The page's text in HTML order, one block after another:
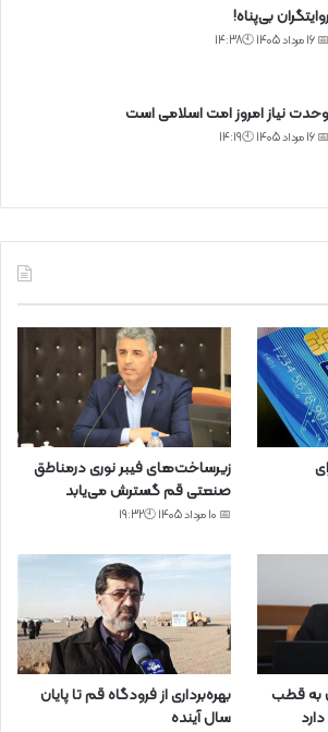
روایتگران بی‌پناه!
📅 16 مرداد 1405 🕙14:38
وحدت نیاز امروز امت اسلامی است
📅 16 مرداد 1405 🕙14:19
زیرساخت‌های فیبر نوری درمناطق
صنعتی قم گسترش می‌یابد
📅 10 مرداد 1405 🕙19:32
به قطب
بهره‌برداری از فرودگاه قم تا پایان
سال آینده